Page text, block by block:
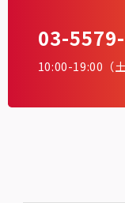
03-
10:00-19:00（土